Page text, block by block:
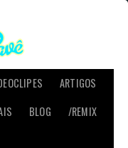
ARTIGOS
BLOG
/REMIX